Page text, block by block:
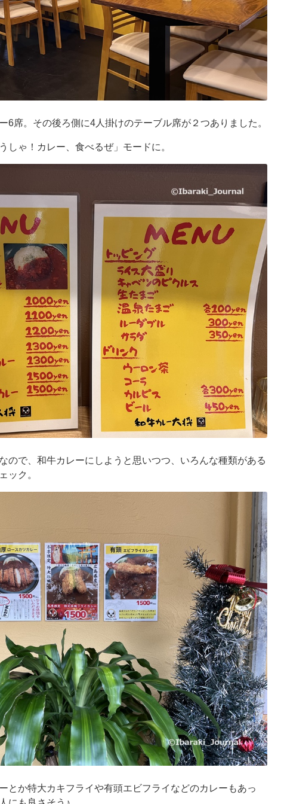
6席。その後ろ側に4人掛けのテーブル席が２つありました。
しゃ！カレー、食べるぜ」モードに。
ので、和牛カレーにしようと思いつつ、いろんな種類がある
ック。
とか特大カキフライや有頭エビフライなどのカレーもあっ